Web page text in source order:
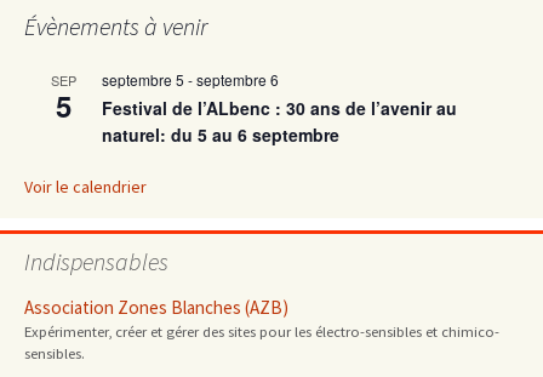
Évènements à venir
SEP
5
septembre 5 -septembre 6
Festival de l’ALbenc : 30 ans de l’avenir au
naturel: du 5 au 6 septembre
Voir le calendrier
Indispensables
Association Zones Blanches (AZB)
Expérimenter, créer et gérer des sites pour les électro-sensibles et chimico-
sensibles.